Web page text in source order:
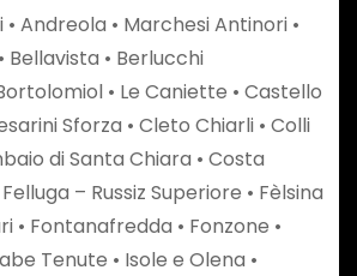
Andreola • Marchesi Antinori •
Bellavista • Berlucchi
• Le Caniette • Castello
Sforza • Cleto Chiarli • Colli
di Santa Chiara • Costa
– Russiz Superiore • Fèlsina
• Fontanafredda • Fonzone •
Tenute • Isole e Olena •